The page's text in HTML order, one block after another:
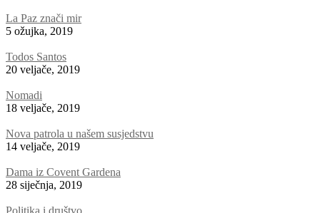
La Paz znači mir
5 ožujka, 2019
Todos Santos
20 veljače, 2019
Nomadi
18 veljače, 2019
Nova patrola u našem susjedstvu
14 veljače, 2019
Dama iz Covent Gardena
28 siječnja, 2019